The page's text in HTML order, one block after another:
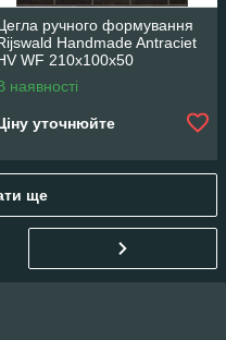
ручного формування
Handmade Antraciet
WF 210x100x50
наявності
уточнюйте
ще